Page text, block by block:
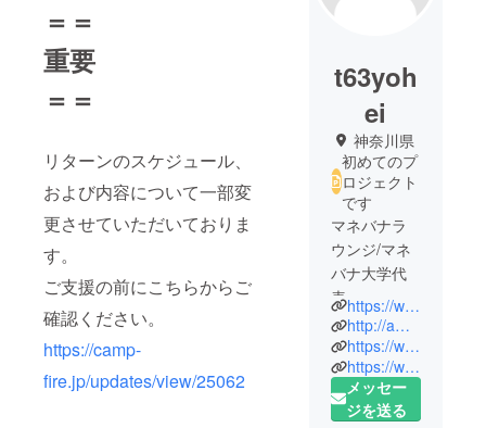
＝＝
重要
＝＝
リターンのスケジュール、
および内容について一部変
更させていただいておりま
す。
ご支援の前にこちらからご
確認ください。
https://camp-
fire.jp/updates/view/25062
t63yoh
ei
神奈川県
初めてのプ
ロジェクト
です
マネバナラ
ウンジ/マネ
バナ大学代
表
高田洋平
幼少の頃か
らお金持ち
https://www.facebook.com/groups/710828285759748/
http://ameblo.jp/no1moneycoach/
https://www.facebook.com/manebanalounge/
https://www.facebook.com/yohei.takada.77
メッセー
ジを送る